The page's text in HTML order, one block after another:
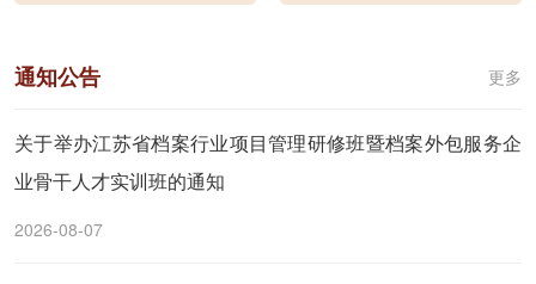
通知公告 更多
关于举办江苏省档案行业项目管理研修班暨档案外包服务企
业骨干人才实训班的通知
2026-08-07